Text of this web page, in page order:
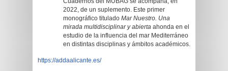
2022, de un suplemento. Este primer
monográfico titulado Mar Nuestro. Una
mirada multidisciplinar y abierta ahonda en el
estudio de la influencia del mar Mediterráneo
en distintas disciplinas y ámbitos académicos.
https://addaalicante.es/